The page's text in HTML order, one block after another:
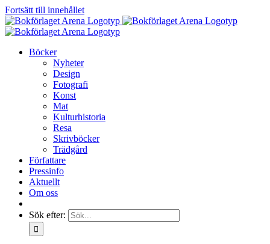
Fortsätt till innehållet
Böcker
Nyheter
Design
Fotografi
Konst
Mat
Kulturhistoria
Resa
Skrivböcker
Trädgård
Författare
Pressinfo
Aktuellt
Om oss
Sök efter: